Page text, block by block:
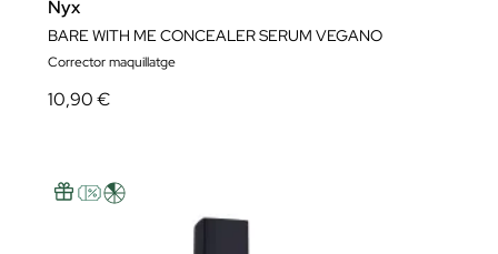
Nyx
BARE WITH ME CONCEALER SERUM VEGANO
Corrector maquillatge
10,90 €